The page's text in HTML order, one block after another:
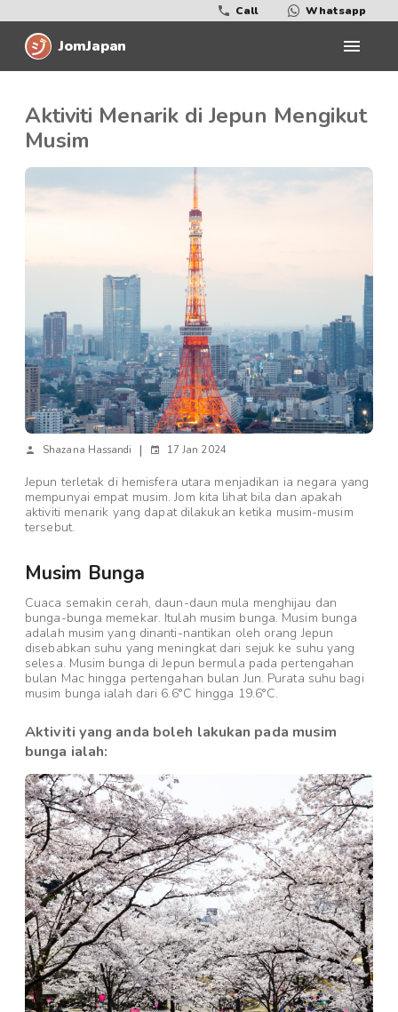
Call Whatsapp
JomJapan
Aktiviti Menarik di Jepun Mengikut
Musim
Shazana Hassandi | 17 Jan 2024
Jepun terletak di hemisfera utara menjadikan ia negara yang
mempunyai empat musim. Jom kita lihat bila dan apakah
aktiviti menarik yang dapat dilakukan ketika musim-musim
tersebut.
Musim Bunga
Cuaca semakin cerah, daun-daun mula menghijau dan
bunga-bunga memekar. Itulah musim bunga. Musim bunga
adalah musim yang dinanti-nantikan oleh orang Jepun
disebabkan suhu yang meningkat dari sejuk ke suhu yang
selesa. Musim bunga di Jepun bermula pada pertengahan
bulan Mac hingga pertengahan bulan Jun. Purata suhu bagi
musim bunga ialah dari 6.6°C hingga 19.6°C.
Aktiviti yang anda boleh lakukan pada musim
bunga ialah: